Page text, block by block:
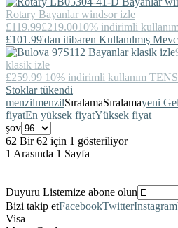
Rotary Bayanlar windsor izle
£119.99£219.0010% indirimli
£101.99'dan itibaren Kullanılmış
klasik izle
£259.99 10% indirimli kullanım
Stoklar tükendi
menzilmenzilSıralamaSıralamayeni
fiyatEn yüksek fiyatYüksek fiyat
şov
62 Bir 62 için 1 gösteriliyor
1 Arasında 1 Sayfa
Duyuru Listemize abone olun
Bizi takip etFacebookTwitterInstagram
Visa